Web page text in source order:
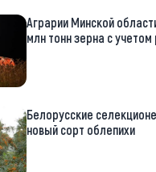
Аграрии Минской
млн тонн зерна с учетом
Белорусские
новый сорт облепихи